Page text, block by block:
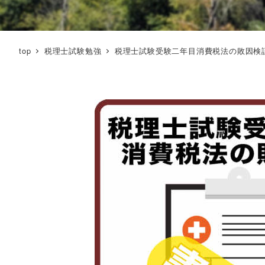
top 税理士試験勉強 税理士試験受験二年目消費税法の敗因検